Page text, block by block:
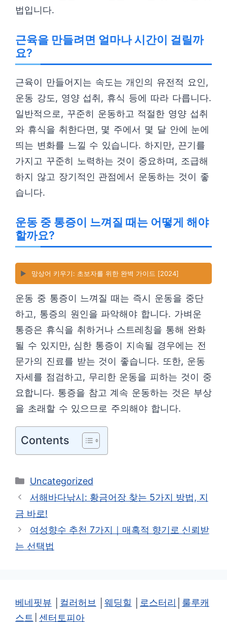
법입니다.
근육을 만들려면 얼마나 시간이 걸릴까
요?
근육이 만들어지는 속도는 개인의 유전적 요인,
운동 강도, 영양 섭취, 휴식 등에 따라 다릅니다.
일반적으로, 꾸준히 운동하고 적절한 영양 섭취
와 휴식을 취한다면, 몇 주에서 몇 달 안에 눈에
띄는 변화를 느낄 수 있습니다. 하지만, 끈기를
가지고 꾸준히 노력하는 것이 중요하며, 조급해
하지 않고 장기적인 관점에서 운동하는 것이 좋
습니다.
운동 중 통증이 느껴질 때는 어떻게 해야
할까요?
▶️ 망상어 키우기: 초보자를 위한 완벽 가이드 [2024]
운동 중 통증이 느껴질 때는 즉시 운동을 중단
하고, 통증의 원인을 파악해야 합니다. 가벼운
통증은 휴식을 취하거나 스트레칭을 통해 완화
될 수 있지만, 심한 통증이 지속될 경우에는 전
문가의 진료를 받는 것이 좋습니다. 또한, 운동
자세를 점검하고, 무리한 운동을 피하는 것이 중
요합니다. 통증을 참고 계속 운동하는 것은 부상
을 초래할 수 있으므로 주의해야 합니다.
Contents
카
테
리
Uncategorized
서해바다낚시: 황금어장 찾는 5가지 방법, 지
금 바로!
여성향수 추천 7가지｜매혹적 향기로 신뢰받
는 선택법
베네핏뷰 컬러허브 웨딩힐 로스터리
룰루캐
스트
센터토피아